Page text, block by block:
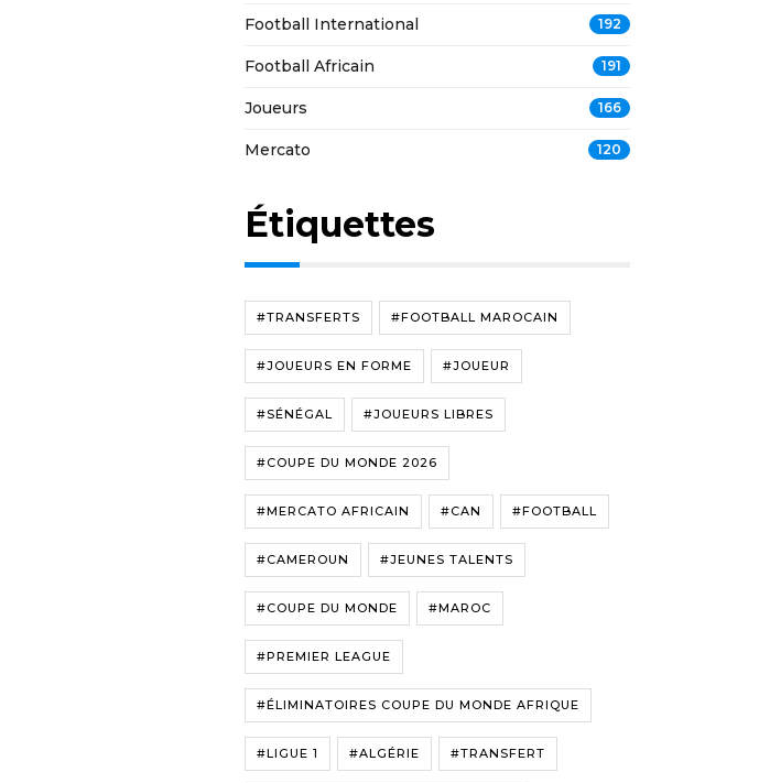
Football International 192
Football Africain 191
Joueurs 166
Mercato 120
Étiquettes
#TRANSFERTS #FOOTBALL MAROCAIN
#JOUEURS EN FORME #JOUEUR
#SÉNÉGAL #JOUEURS LIBRES
#COUPE DU MONDE 2026
#MERCATO AFRICAIN #CAN #FOOTBALL
#CAMEROUN #JEUNES TALENTS
#COUPE DU MONDE #MAROC
#PREMIER LEAGUE
#ÉLIMINATOIRES COUPE DU MONDE AFRIQUE
#LIGUE 1 #ALGÉRIE #TRANSFERT